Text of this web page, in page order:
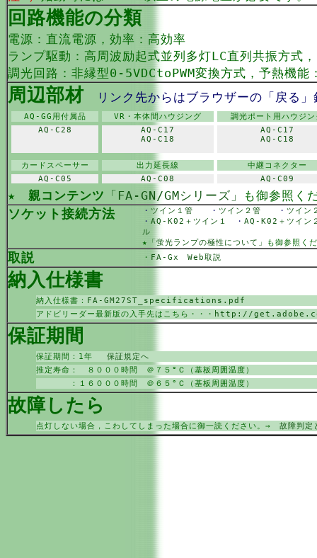
回路機能の分類
電源：直流電源，効率：高効率
ランプ駆動：高周波励起式並列多灯LC直列共振方式
調光回路：非縁型0-5VDCtoPWM変換方式，予熱機能
周辺部材 リンク先からはブラウザーの「戻る」
AQ-GG用付属品 VR・本体間ハウジング
調光ポート用ハウジン
AQ-C28
AQ-C17
AQ-C18
AQ-C17
AQ-C18
カードスペーサー 出力延長線
中継コネクター
AQ-C05
AQ-C08 AQ-C09
★ 親コンテンツ 「FA-GN/GMシリーズ」 も御参照く
ソケット接続方法 ・ ツイン１管 ・ ツイン２管 ・ ツイ
・ AQ-K02＋ツイン１ ・ AQ-K02＋ツイ
ル
★
「蛍光ランプの極性について」 も御参照く
取説 ・ FA-Gx Web取説
納入仕様書
納入仕様書： FA-GM27ST_specifications.pdf
アドビリーダー最新版の入手先はこちら・・・ http://
保証期間
保証期間：1年
保証規定へ
推定寿命： ８０００時間 ＠７５°Ｃ（基板周囲温度）
：１６０００時間 ＠６５°Ｃ（基板周囲温度）
故障したら
点灯しない場合，こわしてしまった場合に御一読ください。→ 故障判定